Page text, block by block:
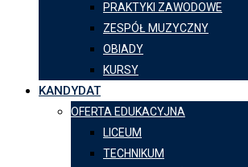
PRAKTYKI ZAWODOWE
ZESPÓŁ MUZYCZNY
OBIADY
KURSY
KANDYDAT
OFERTA EDUKACYJNA
LICEUM
TECHNIKUM